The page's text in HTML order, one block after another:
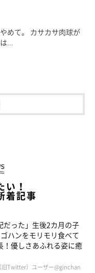
いたことがあります。
は、”凝らない”のでは
るのは、体が”凝って
伸ばしているというこ
めて。 カサカサ肉球が
...
！
着記事
だった」生後2カ月の子
ハンをモリモリ食べて
！優しさあふれる姿に癒
旧Twitter）ユーザー@ginchan